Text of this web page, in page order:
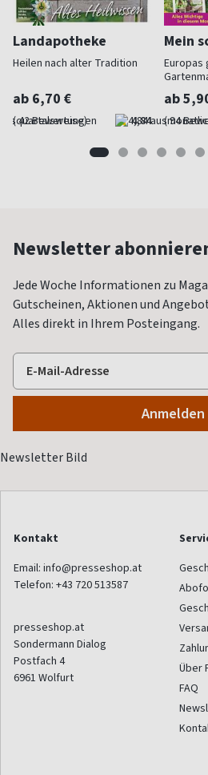
Landapotheke
Heilen nach alter Tradition
ab 6,70 €
(quartalsweise) 4,84
Mein
Europas
ab
Newsletter
Jede Woche Informationen zu
Gutscheinen, Aktionen und
Alles direkt in Ihrem Posteingang.
Kontakt
Email: info@presseshop.at
Telefon: +43 720 513587
presseshop.at
Sondermann Dialog
Postfach 4
6961 Wolfurt
Über
FAQ